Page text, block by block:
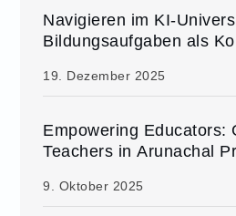
Navigieren im KI-
Bildungsaufgaben als
19. Dezember 2025
Empowering Educators:
Teachers in Arunachal
9. Oktober 2025